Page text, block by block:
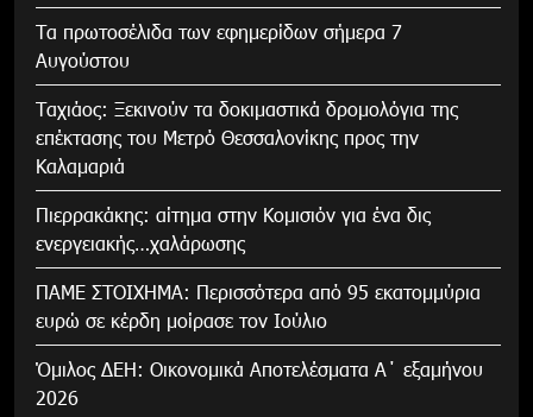
Τα πρωτοσέλιδα των εφημερίδων σήμερα 7
Αυγούστου
Tαχιάος: Ξεκινούν τα δοκιμαστικά δρομολόγια της
επέκτασης του Μετρό Θεσσαλονίκης προς την
Καλαμαριά
Πιερρακάκης: αίτημα στην Κομισιόν για ένα δις
ενεργειακής…χαλάρωσης
ΠΑΜΕ ΣΤΟΙΧΗΜΑ: Περισσότερα από 95 εκατομμύρια
ευρώ σε κέρδη μοίρασε τον Ιούλιο
Όμιλος ΔΕΗ: Οικονομικά Αποτελέσματα Α΄ εξαμήνου
2026